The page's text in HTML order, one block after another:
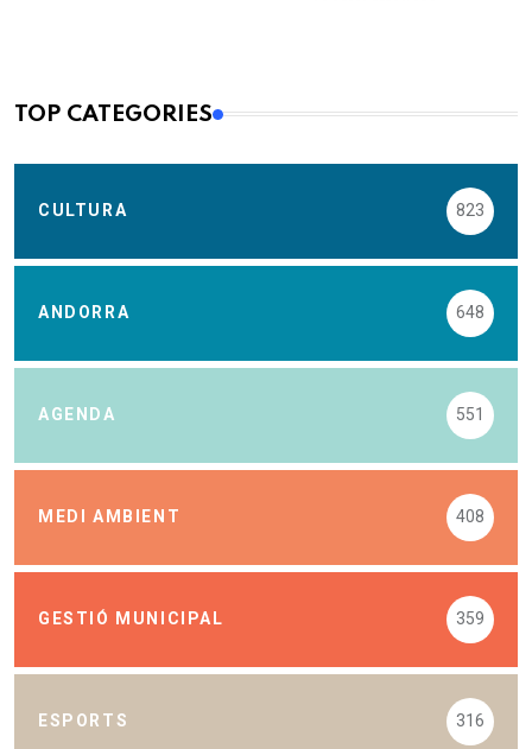
TOP CATEGORIES
CULTURA 823
ANDORRA 648
AGENDA 551
MEDI AMBIENT 408
GESTIÓ MUNICIPAL 359
ESPORTS 316